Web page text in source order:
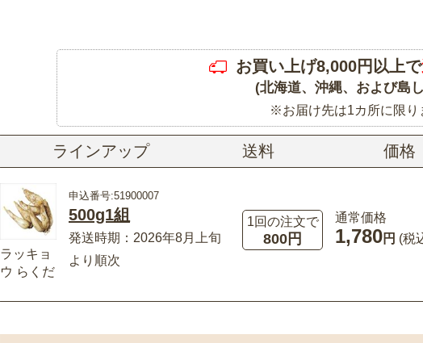
お買い上げ8,000円以上で
(北海道、沖縄、および島
※お届け先は1カ所に限り
ラインアップ 送料 価格
ラッキョ
ウ らくだ
申込番号:51900007
500g1組
発送時期：2026年8月上旬
より順次
1回の注文で
800円
通常価格
1,780円 (税